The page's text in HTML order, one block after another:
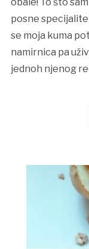
posne
se moja kuma
namirnica pa
jednoh njenog